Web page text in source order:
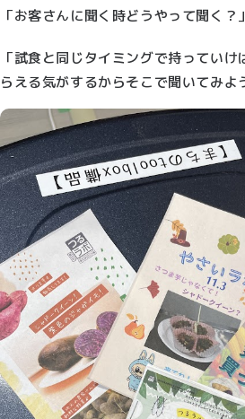
「お客さんに聞く時どうやって聞く？」
「試食と同じタイミングで持ってい
らえる気がするからそこで聞いてみよ